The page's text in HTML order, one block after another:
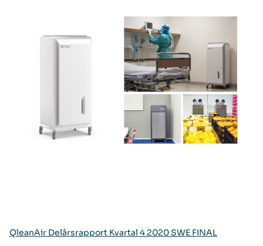
QleanAir Delårsrapport Kvartal 4 2020 SWE FINAL